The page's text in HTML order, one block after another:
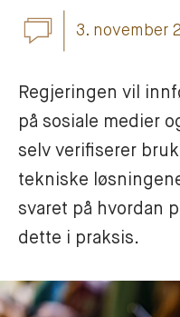
3. november
Regjeringen vil
på sosiale medier
selv verifiserer
tekniske
svaret på hvordan
dette i praksis.